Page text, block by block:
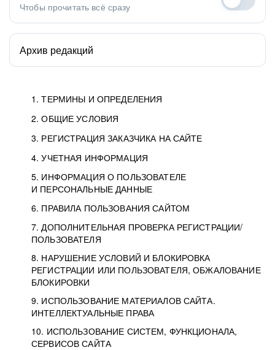
1. ТЕРМИНЫ И ОПРЕДЕЛЕНИЯ
2. ОБЩИЕ УСЛОВИЯ
3. РЕГИСТРАЦИЯ ЗАКАЗЧИКА НА САЙТЕ
4. УЧЕТНАЯ ИНФОРМАЦИЯ
5. ИНФОРМАЦИЯ О ПОЛЬЗОВАТЕЛЕ
И ПЕРСОНАЛЬНЫЕ ДАННЫЕ
6. ПРАВИЛА ПОЛЬЗОВАНИЯ САЙТОМ
7. ДОПОЛНИТЕЛЬНАЯ ПРОВЕРКА РЕГИСТРАЦИИ/
ПОЛЬЗОВАТЕЛЯ
8. НАРУШЕНИЕ УСЛОВИЙ И БЛОКИРОВКА
РЕГИСТРАЦИИ ИЛИ ПОЛЬЗОВАТЕЛЯ, ОБЖАЛОВАНИЕ
БЛОКИРОВКИ
9. ИСПОЛЬЗОВАНИЕ МАТЕРИАЛОВ САЙТА.
ИНТЕЛЛЕКТУАЛЬНЫЕ ПРАВА
10. ИСПОЛЬЗОВАНИЕ СИСТЕМ, ФУНКЦИОНАЛА,
СЕРВИСОВ САЙТА
Чтобы прочитать всё сразу
Архив редакций